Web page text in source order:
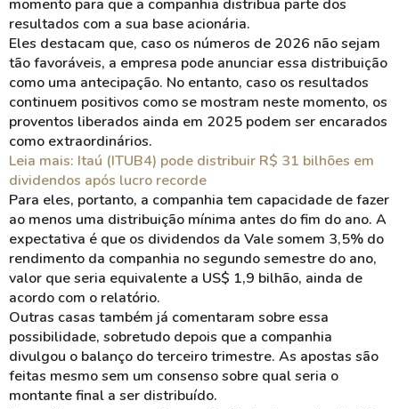
momento para que a companhia distribua parte dos
resultados com a sua base acionária.
Eles destacam que, caso os números de 2026 não sejam
tão favoráveis, a empresa pode anunciar essa distribuição
como uma antecipação. No entanto, caso os resultados
continuem positivos como se mostram neste momento, os
proventos liberados ainda em 2025 podem ser encarados
como extraordinários.
Leia mais: Itaú (ITUB4) pode distribuir R$ 31 bilhões em
dividendos após lucro recorde
Para eles, portanto, a companhia tem capacidade de fazer
ao menos uma distribuição mínima antes do fim do ano. A
expectativa é que os dividendos da Vale somem 3,5% do
rendimento da companhia no segundo semestre do ano,
valor que seria equivalente a US$ 1,9 bilhão, ainda de
acordo com o relatório.
Outras casas também já comentaram sobre essa
possibilidade, sobretudo depois que a companhia
divulgou o balanço do terceiro trimestre. As apostas são
feitas mesmo sem um consenso sobre qual seria o
montante final a ser distribuído.